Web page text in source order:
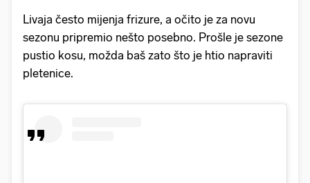
Livaja često mijenja frizure, a očito je za novu
sezonu pripremio nešto posebno. Prošle je sezone
pustio kosu, možda baš zato što je htio napraviti
pletenice.